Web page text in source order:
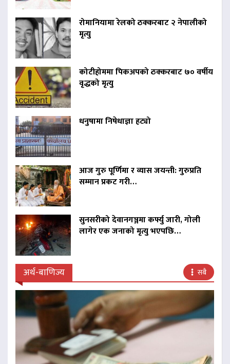
रोमानियामा रेलको ठक्करबाट २ नेपालीको
मृत्यु
कोटीहोममा पिकअपको ठक्करबाट ७० वर्षीय
वृद्धको मृत्यु
धनुषामा निषेधाज्ञा हट्यो
आज गुरु पूर्णिमा र व्यास जयन्ती: गुरुप्रति
सम्मान प्रकट गरी…
सुनसरीको देवानगञ्जमा कर्फ्यु जारी, गोली
लागेर एक जनाको मृत्यु भएपछि…
अर्थ-बाणिज्य सबै